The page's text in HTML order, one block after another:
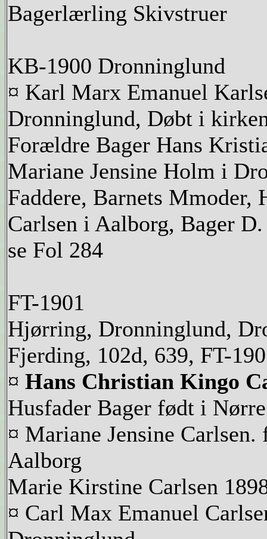
Bagerlærling Skivstruer
KB-1900 Dronninglund
¤ Karl Marx Emanuel
Dronninglund, Døbt i
Forældre Bager Hans
Mariane Jensine Holm i
Faddere, Barnets Mmoder,
Carlsen i Aalborg, Bager
se Fol 284
FT-1901
Hjørring, Dronninglund,
Fjerding, 102d, 639, FT-
¤ Hans Christian Kingo
Husfader Bager født i
¤ Mariane Jensine
Aalborg
Marie Kirstine Carlsen
¤ Carl Max Emanuel